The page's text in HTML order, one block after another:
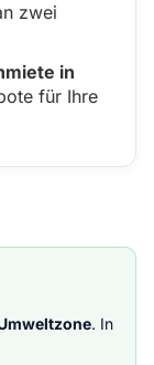
zwei
in
für Ihre
. In